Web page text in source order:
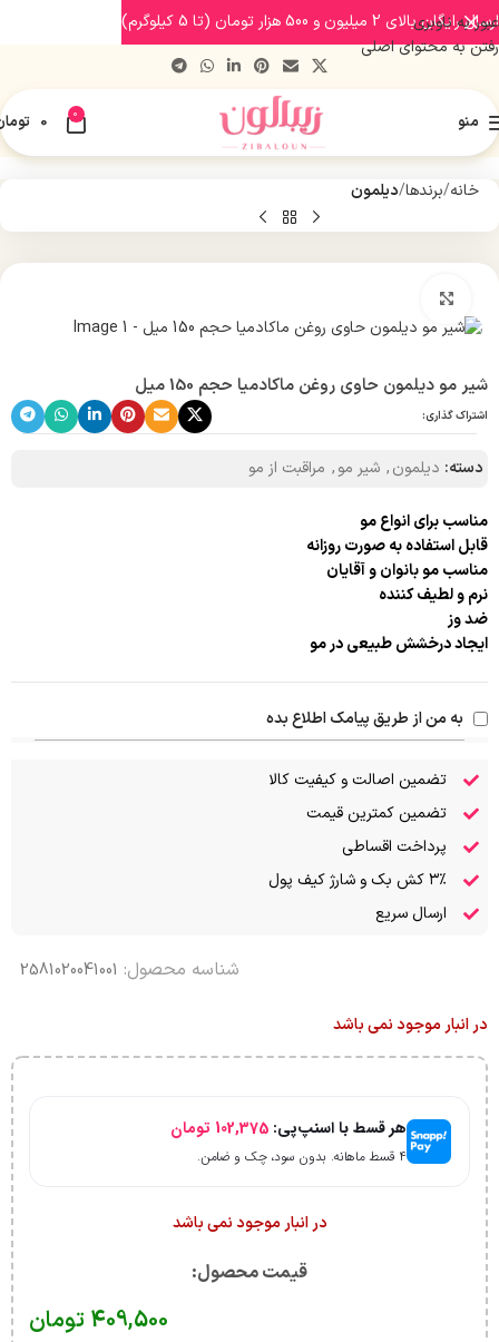
عبور به ناوبری
رفتن به محتوای اصلی
منو 0
0
خانه برندها دیلمون
شیر مو دیلمون حاوی روغن ماکادمیا حجم 150 میل
اشتراک گذاری:
دسته: دیلمون, شیر مو, مراقبت از مو
مناسب برای انواع مو
قابل استفاده به صورت روزانه
مناسب مو بانوان و آقایان
نرم و لطیف کننده
ضد وز
ایجاد درخشش طبیعی در مو
به من از طریق پیامک اطلاع بده
تضمین اصالت و کیفیت کالا
تضمین کمترین قیمت
پرداخت اقساطی
۳٪ کش بک و شارژ کیف پول
ارسال سریع
شناسه محصول: 2581020041001
در انبار موجود نمی باشد
هر قسط با اسنپ‌پی: 102,375 تومان
۴ قسط ماهانه. بدون سود، چک و ضامن.
در انبار موجود نمی باشد
قیمت محصول:​
409,500 تومان
ارسال رایگان بالای 2 میلیون و 500 هزار تومان (تا 5 کیلوگرم)